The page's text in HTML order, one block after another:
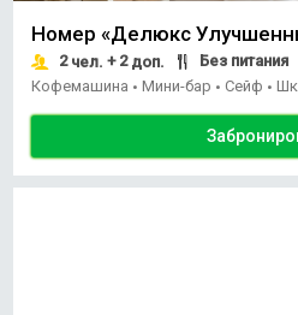
Номер «Делюкс
2чел. + 2доп.
Без питания
Кофемашина • Мини-бар • Сейф •